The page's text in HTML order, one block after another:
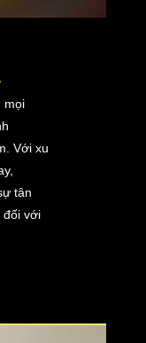
mọi
Với xu
tân
đối với